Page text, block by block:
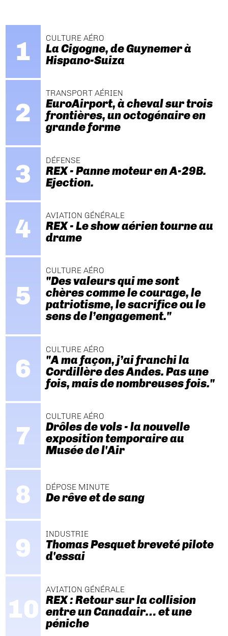
CULTURE AÉRO
La Cigogne, de Guynemer à
Hispano-Suiza
TRANSPORT AÉRIEN
EuroAirport, à cheval sur trois
frontières, un octogénaire en
grande forme
DÉFENSE
REX - Panne moteur en A-29B.
Ejection.
AVIATION GÉNÉRALE
REX - Le show aérien tourne au
drame
CULTURE AÉRO
"Des valeurs qui me sont
chères comme le courage, le
patriotisme, le sacrifice ou le
sens de l’engagement."
CULTURE AÉRO
"A ma façon, j’ai franchi la
Cordillère des Andes. Pas une
fois, mais de nombreuses fois."
CULTURE AÉRO
Drôles de vols - la nouvelle
exposition temporaire au
Musée de l'Air
DÉPOSE MINUTE
De rêve et de sang
INDUSTRIE
Thomas Pesquet breveté pilote
d'essai
AVIATION GÉNÉRALE
REX : Retour sur la collision
entre un Canadair… et une
péniche